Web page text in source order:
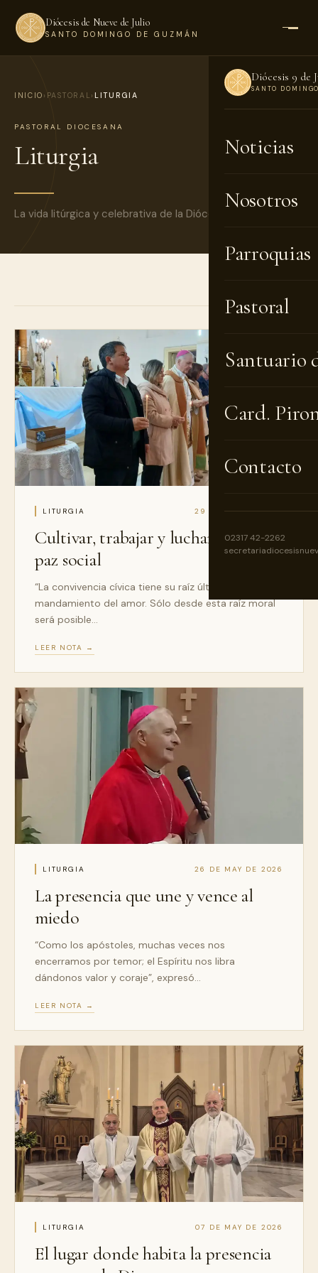
Diócesis de Nueve de Julio
SANTO DOMINGO DE GUZMÁN
Diócesis 9 de
SANTO
Noticias
Nosotros
Parroquias
Pastoral
Santuario
Card.
Contacto
02317 42-2262
INICIO › PASTORAL › LITURGIA
PASTORAL DIOCESANA
Liturgia
La vida litúrgica y celebrativa de la Diócesis.
LITURGIA 29 DE MAY DE 2026
Cultivar, trabajar y luchar por la
paz social
“La convivencia cívica tiene su raíz última en el
mandamiento del amor. Sólo desde esta raíz moral
será posible…
LEER NOTA →
LITURGIA 26 DE MAY DE 2026
La presencia que une y vence al
miedo
“Como los apóstoles, muchas veces nos
encerramos por temor; el Espíritu nos libra
dándonos valor y coraje”, expresó…
LEER NOTA →
LITURGIA 07 DE MAY DE 2026
El lugar donde habita la presencia